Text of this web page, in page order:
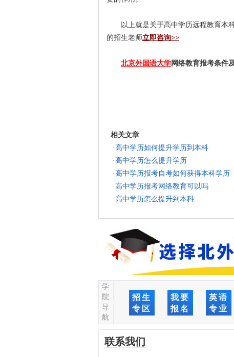
以上就是关于高中学历远程教育本
的招生老师立即咨询>>
北京外国语大学网络教育报考条件
相关文章
·高中学历如何提升学历到本科
·高中学历怎么提升学历
·高中学历报考自考如何获得本科学历
·高中学历报考网络教育可以吗
·高中学历怎么提升到本科
学
院
导
航
招生
专区
我要
报名
英语
专业
联系我们